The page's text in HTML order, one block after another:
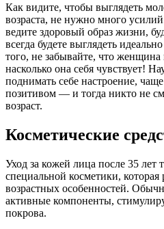
Как видите, чтобы выглядеть
возраста, не нужно много
ведите здоровый образ жизни,
всегда будете выглядеть
того, не забывайте, что женщина
насколько она себя чувствует!
поднимать себе настроение,
позитивом — и тогда никто не
возраст.
Косметические
Уход за кожей лица после 35 лет
специальной косметики, которая
возрастных особенностей.
активные компоненты,
покрова.